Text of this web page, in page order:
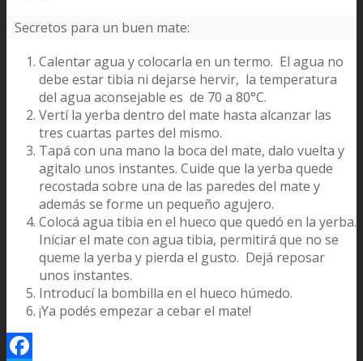
Secretos para un buen mate:
Calentar agua y colocarla en un termo. El agua no
debe estar tibia ni dejarse hervir, la temperatura
del agua aconsejable es de 70 a 80°C.
Vertí la yerba dentro del mate hasta alcanzar las
tres cuartas partes del mismo.
Tapá con una mano la boca del mate, dalo vuelta y
agitalo unos instantes. Cuide que la yerba quede
recostada sobre una de las paredes del mate y
además se forme un pequeño agujero.
Colocá agua tibia en el hueco que quedó en la yerba.
Iniciar el mate con agua tibia, permitirá que no se
queme la yerba y pierda el gusto. Dejá reposar
unos instantes.
Introducí la bombilla en el hueco húmedo.
¡Ya podés empezar a cebar el mate!